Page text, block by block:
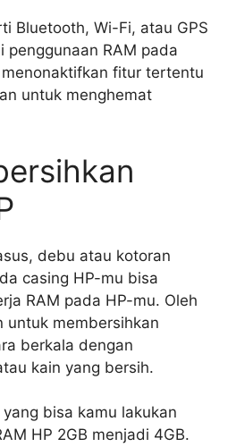
Bluetooth, Wi-Fi, atau GPS
penggunaan RAM pada
fitur tertentu
untuk menghemat
debu atau kotoran
casing HP-mu bisa
RAM pada HP-mu. Oleh
untuk membersihkan
berkala dengan
kain yang bersih.
bisa kamu lakukan
HP 2GB menjadi 4GB.